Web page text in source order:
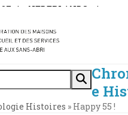
| NEDERLANDS
|
e
Histoires » Happy 55 !